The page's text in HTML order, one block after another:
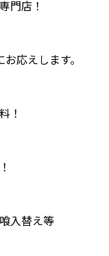
門店！
応えします。
！
入替え等